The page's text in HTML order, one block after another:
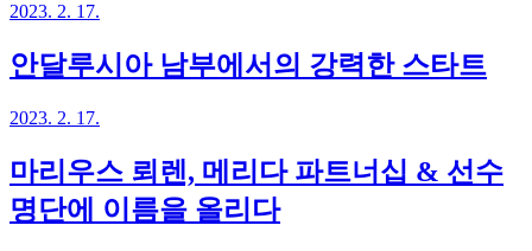
2023. 2. 17.
안달루시아 남부에서의 강력한 스타트
2023. 2. 17.
마리우스 뢰렌, 메리다 파트너십 & 선수
명단에 이름을 올리다